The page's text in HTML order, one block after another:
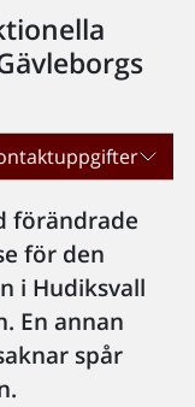
förändrade
för den
i Hudiksvall
En annan
spår